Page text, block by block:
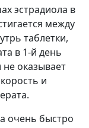
эстрадиола в
между
таблетки,
в 1-й день
оказывает
и
очень быстро